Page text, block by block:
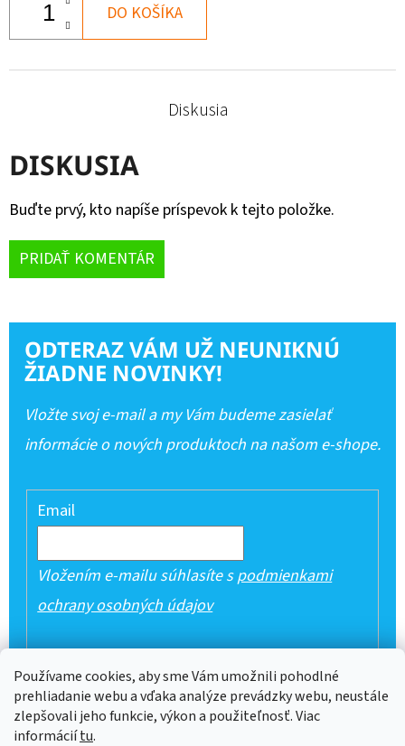
Používame cookies, aby sme Vám umožnili pohodlné
prehliadanie webu a vďaka analýze prevádzky webu, neustále
zlepšovali jeho funkcie, výkon a použiteľnosť. Viac
informáciítu.
DO KOŠÍKA
Diskusia
DISKUSIA
Buďte prvý, kto napíše príspevok k tejto položke.
PRIDAŤ KOMENTÁR
ODTERAZ VÁM UŽ NEUNIKNÚ
ŽIADNE NOVINKY!
Vložte svoj e-mail a my Vám budeme zasielať
informácie o nových produktoch na našom e-shope.
Email
Vložením e-mailu súhlasíte spodmienkami
ochrany osobných údajov
PRIHLÁSIŤ SA